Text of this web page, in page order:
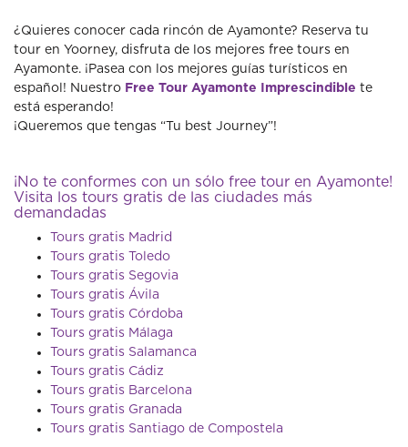
¿Quieres conocer cada rincón de Ayamonte? Reserva tu
tour en Yoorney, disfruta de los mejores free tours en
Ayamonte. ¡Pasea con los mejores guías turísticos en
español! Nuestro Free Tour Ayamonte Imprescindible te
está esperando!
¡Queremos que tengas “Tu best Journey”!
¡No te conformes con un sólo free tour en Ayamonte!
Visita los tours gratis de las ciudades más
demandadas
Tours gratis Madrid
Tours gratis Toledo
Tours gratis Segovia
Tours gratis Ávila
Tours gratis Córdoba
Tours gratis Málaga
Tours gratis Salamanca
Tours gratis Cádiz
Tours gratis Barcelona
Tours gratis Granada
Tours gratis Santiago de Compostela